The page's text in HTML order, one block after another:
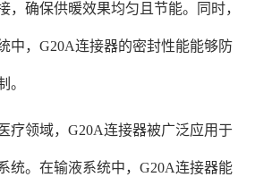
，确保供暖效果均匀且节能。同时，
中，G20A连接器的密封性能能够防
。
疗领域，G20A连接器被广泛应用于
统。在输液系统中，G20A连接器能